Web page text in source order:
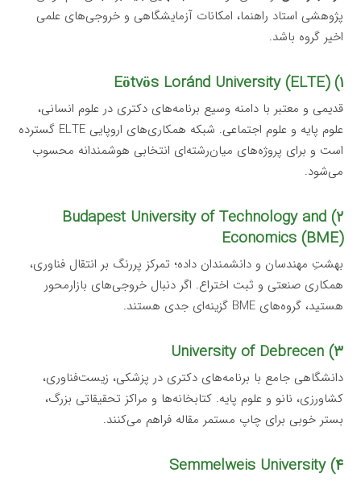
پژوهشی استاد راهنما، امکانات آزمایشگاهی و خروجی‌های علمی
اخیر گروه باشد.
۱) Eötvös Loránd University (ELTE)
قدیمی و معتبر با دامنه وسیع برنامه‌های دکتری در علوم انسانی،
علوم پایه و علوم اجتماعی. شبکه همکاری‌های اروپایی ELTE گسترده
است و برای پروژه‌های میان‌رشته‌ای انتخابی هوشمندانه محسوب
می‌شود.
۲) Budapest University of Technology and
Economics (BME)
بهشتِ مهندسان و دانشمندان داده؛ تمرکز پررنگ بر انتقال فناوری،
همکاری صنعتی و ثبت اختراع. اگر دنبال خروجی‌های بازارمحور
هستید، گروه‌های BME گزینه‌ای جدی هستند.
۳) University of Debrecen
دانشگاهی جامع با برنامه‌های دکتری در پزشکی، زیست‌فناوری،
کشاورزی، نانو و علوم پایه. کتابخانه‌ها و مراکز تحقیقاتی بزرگ،
بستر خوبی برای چاپ مستمر مقاله فراهم می‌کنند.
۴) Semmelweis University